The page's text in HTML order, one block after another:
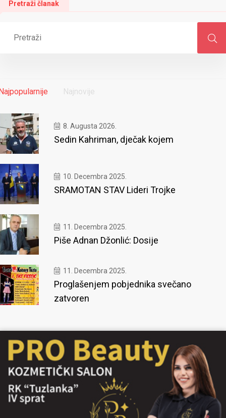
Pretraži članak
Najnovije
8. Augusta 2026.
Sedin Kahriman, dječak kojem
10. Decembra 2025.
SRAMOTAN STAV Lideri Trojke
11. Decembra 2025.
Piše Adnan Džonlić: Dosije
11. Decembra 2025.
Proglašenjem pobjednika svečano
zatvoren